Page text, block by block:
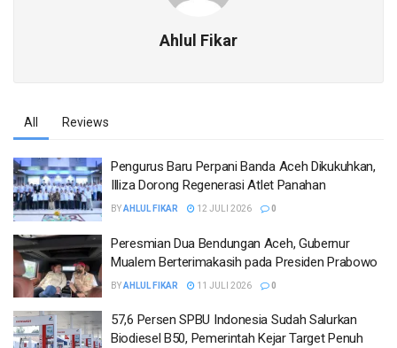
Ahlul Fikar
All Reviews
Pengurus Baru Perpani Banda Aceh Dikukuhkan,
Illiza Dorong Regenerasi Atlet Panahan
BYAHLUL FIKAR 12 JULI 2026 0
Peresmian Dua Bendungan Aceh, Gubernur
Mualem Berterimakasih pada Presiden Prabowo
BYAHLUL FIKAR 11 JULI 2026 0
57,6 Persen SPBU Indonesia Sudah Salurkan
Biodiesel B50, Pemerintah Kejar Target Penuh